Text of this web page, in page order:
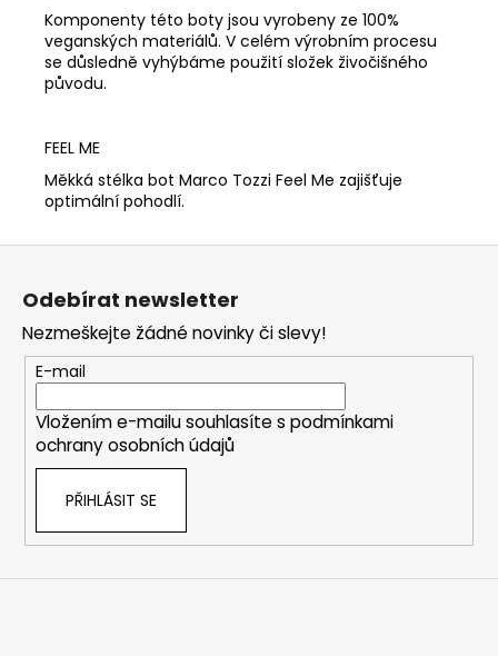
Komponenty této boty jsou vyrobeny ze 100%
veganských materiálů. V celém výrobním procesu
se důsledně vyhýbáme použití složek živočišného
původu.
FEEL ME
Měkká stélka bot Marco Tozzi Feel Me zajišťuje
optimální pohodlí.
Z
Odebírat newsletter
Nezmeškejte žádné novinky či slevy!
E-mail
Vložením e-mailu souhlasíte s podmínkami
ochrany osobních údajů
PŘIHLÁSIT SE